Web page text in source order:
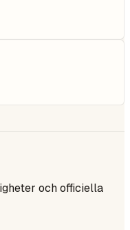
och officiella